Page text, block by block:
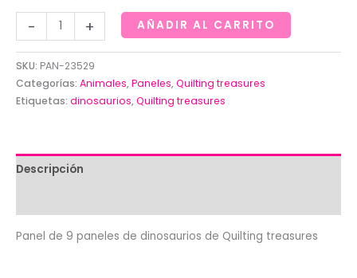
-
de
9
cuadros
de
Quilting
treasures
+ AÑADIR AL CARRITO
SKU: PAN-23529
Categorías: Animales,Paneles,Quilting treasures
Etiquetas: dinosaurios,Quilting treasures
Descripción
Panel de 9 paneles de dinosaurios de Quilting treasures